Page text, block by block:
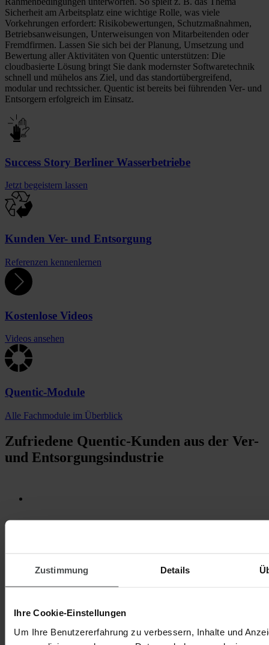
Zustimmung Details
Ihre Cookie-Einstellungen
Um Ihre Benutzererfahrung zu verbessern, Inhalte und
Sicherheit am Arbeitsplatz eine wichtige Rolle, was viele
Vorkehrungen erfordert: Risikobewertungen, Schutzmaßnahmen,
Betriebsanweisungen, Unterweisungen von Mitarbeitenden oder
Fremdfirmen. Lassen Sie sich bei der Planung, Umsetzung und
Bewertung aller Aktivitäten von Quentic unterstützen: Die
cloudbasierte Lösung bringt Sie dank modernster Softwaretechnik
schnell und mühelos ans Ziel, und das standortübergreifend,
modular und rechtssicher. Quentic ist bereits bei führenden Ver- und
Entsorgern erfolgreich im Einsatz.
Success Story Berliner Wasserbetriebe
Jetzt begeistern lassen
Kunden Ver- und Entsorgung
Referenzen kennenlernen
Kostenlose Videos
Videos ansehen
Quentic-Module
Alle Fachmodule im Überblick
Zufriedene Quentic-Kunden aus der Ver-
und Entsorgungsindustrie